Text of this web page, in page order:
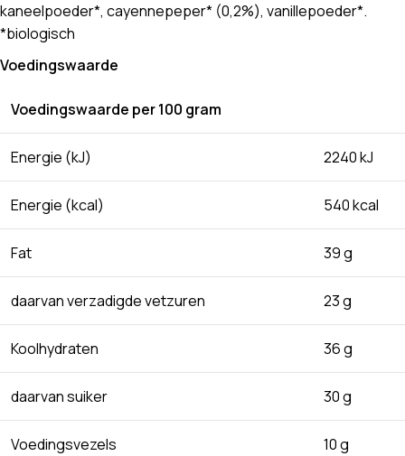
kaneelpoeder*, cayennepeper* (0,2%), vanillepoeder*.
*biologisch
Voedingswaarde
Voedingswaarde per 100 gram
Energie (kJ) 2240 kJ
Energie (kcal) 540 kcal
Fat 39 g
daarvan verzadigde vetzuren 23 g
Koolhydraten 36 g
daarvan suiker 30 g
Voedingsvezels 10 g